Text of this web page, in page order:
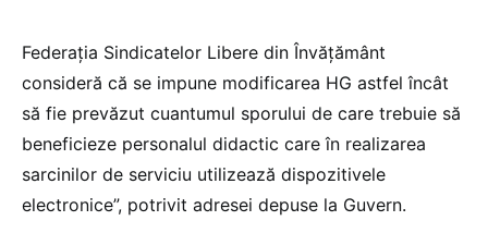
Federația Sindicatelor Libere din Învățământ
consideră că se impune modificarea HG astfel încât
să fie prevăzut cuantumul sporului de care trebuie să
beneficieze personalul didactic care în realizarea
sarcinilor de serviciu utilizează dispozitivele
electronice”, potrivit adresei depuse la Guvern.